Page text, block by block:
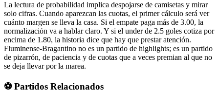
La lectura de probabilidad implica despojarse de camisetas y mirar
solo cifras. Cuando aparezcan las cuotas, el primer cálculo será ver
cuánto margen se lleva la casa. Si el empate paga más de 3.00, la
normalización va a hablar claro. Y si el under de 2.5 goles cotiza por
encima de 1.80, la historia dice que hay que prestar atención.
Fluminense-Bragantino no es un partido de highlights; es un partido
de pizarrón, de paciencia y de cuotas que a veces premian al que no
se deja llevar por la marea.
⚽ Partidos Relacionados